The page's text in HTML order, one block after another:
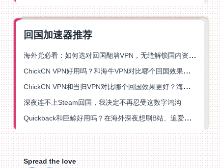
回国加速器推荐
海外党必看：如何选对回国翻墙VPN，无缝解锁国内资源？
ChickCN VPN好用吗？和海牛VPN对比哪个回国效果更好？
ChickCN VPN和当归VPN对比哪个回国效果更好？海外党亲测后选了它
深夜连不上Steam回国，我决定不再忍受这数字鸿沟
Quickback和巨鲸好用吗？在海外深夜想刷B站、追爱奇艺的你，或许正需要这份答案
Spread the love